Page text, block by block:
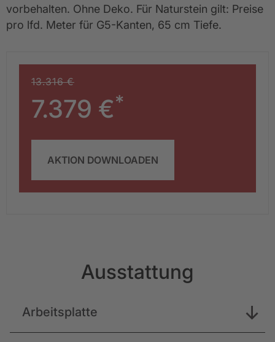
vorbehalten. Ohne Deko. Für Naturstein gilt: Preise
pro lfd. Meter für G5-Kanten, 65 cm Tiefe.
13.316 €
7.379 €*
AKTION DOWNLOADEN
Ausstattung
Arbeitsplatte